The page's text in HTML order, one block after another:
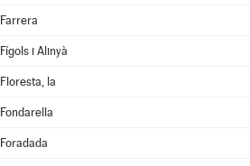
Farrera
Fígols i Alinyà
Floresta, la
Fondarella
Foradada